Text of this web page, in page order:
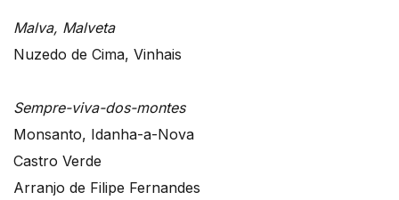
Malva, Malveta
Nuzedo de Cima, Vinhais
Sempre-viva-dos-montes
Monsanto, Idanha-a-Nova
Castro Verde
Arranjo de Filipe Fernandes